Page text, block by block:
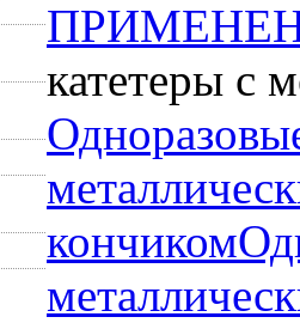
катетеры с
кончиком